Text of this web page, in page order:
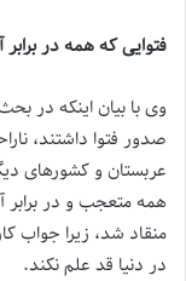
فتوایی که همه در
وی با بیان اینکه در
صدور فتوا داشتند،
عربستان و کشورهای
همه متعجب و در
منقاد شد، زیرا
در دنیا قد علم نکند.